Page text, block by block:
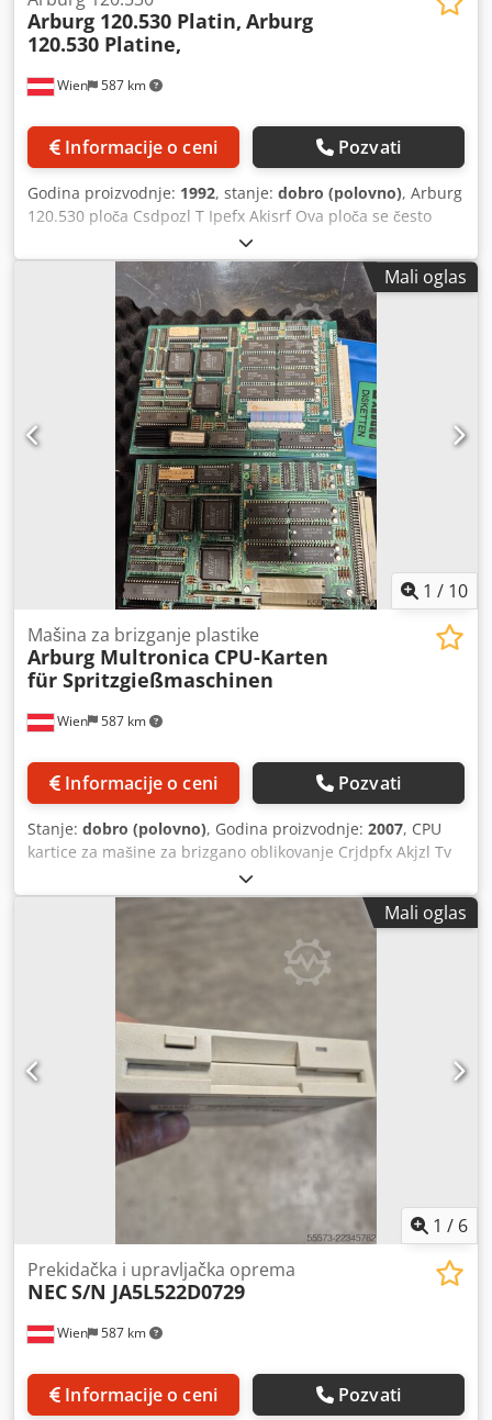
Wien 587 km
Arburg 120.530 Platin, Arburg
120.530 Platine,
Informacije o ceni Pozvati
Godina proizvodnje: 1992, stanje: dobro (polovno), Arburg
120.530 ploča Csdpozl T Ipefx Akisrf Ova ploča se često
prodaje kao rezervni deo za starije sisteme upravljanja
Multronica. Koristi se u mašinama za brizganje plastike za
regulaciju pritiska. Godina proizvodnje otprilike 1992.Mali oglas
1 / 10
Wien 587 km
Mašina za brizganje plastike
Arburg Multronica CPU-Karten
für Spritzgießmaschinen
Informacije o ceni Pozvati
Stanje: dobro (polovno), Godina proizvodnje: 2007, CPU
kartice za mašine za brizgano oblikovanje Crjdpfx Akjzl Tv
Tjief Arburg Multronica Kartice, proizvedene oko 2007.
godine Na raspolaganju: 3 komada
Mali oglas
1 / 6
Wien 587 km
Prekidačka i upravljačka oprema
NECS/N JA5L522D0729
Informacije o ceni Pozvati